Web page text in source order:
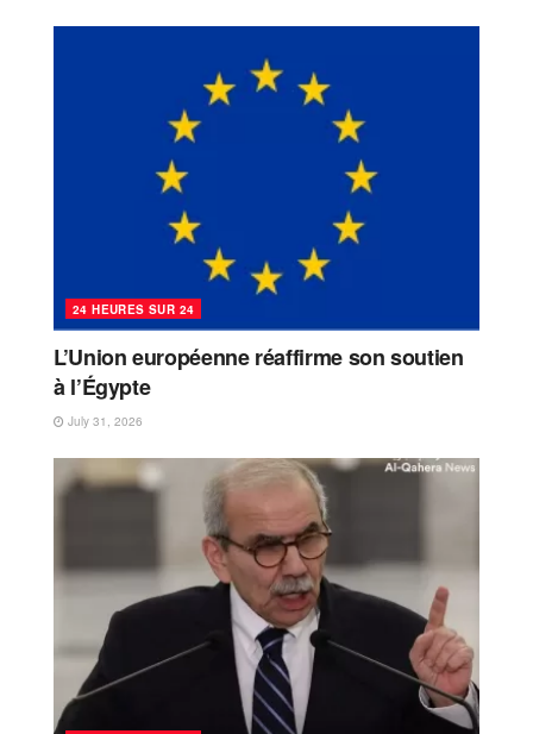
24 HEURES SUR 24
L’Union européenne réaffirme son soutien
à l’Égypte
July 31, 2026